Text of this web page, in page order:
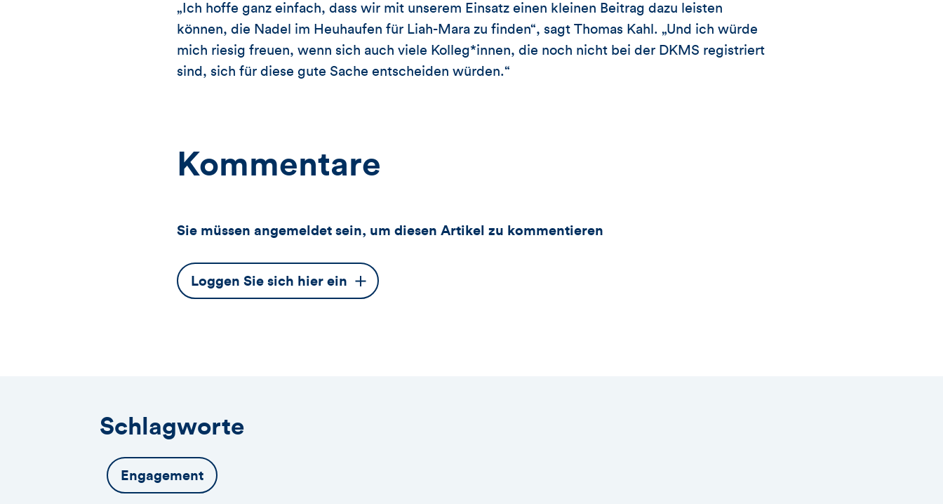
„Ich hoffe ganz einfach, dass wir mit unserem Einsatz einen kleinen Beitrag dazu leisten
können, die Nadel im Heuhaufen für Liah-Mara zu finden“, sagt Thomas Kahl. „Und ich würde
mich riesig freuen, wenn sich auch viele Kolleg*innen, die noch nicht bei der DKMS registriert
sind, sich für diese gute Sache entscheiden würden.“
Kommentare
Sie müssen angemeldet sein, um diesen Artikel zu kommentieren
Dieser
Button
Loggen Sie sich hier ein
Schlagworte
Engagement